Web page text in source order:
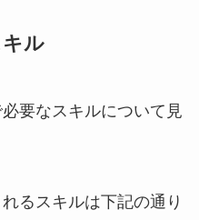
ル
要なスキルについて見
るスキルは下記の通り